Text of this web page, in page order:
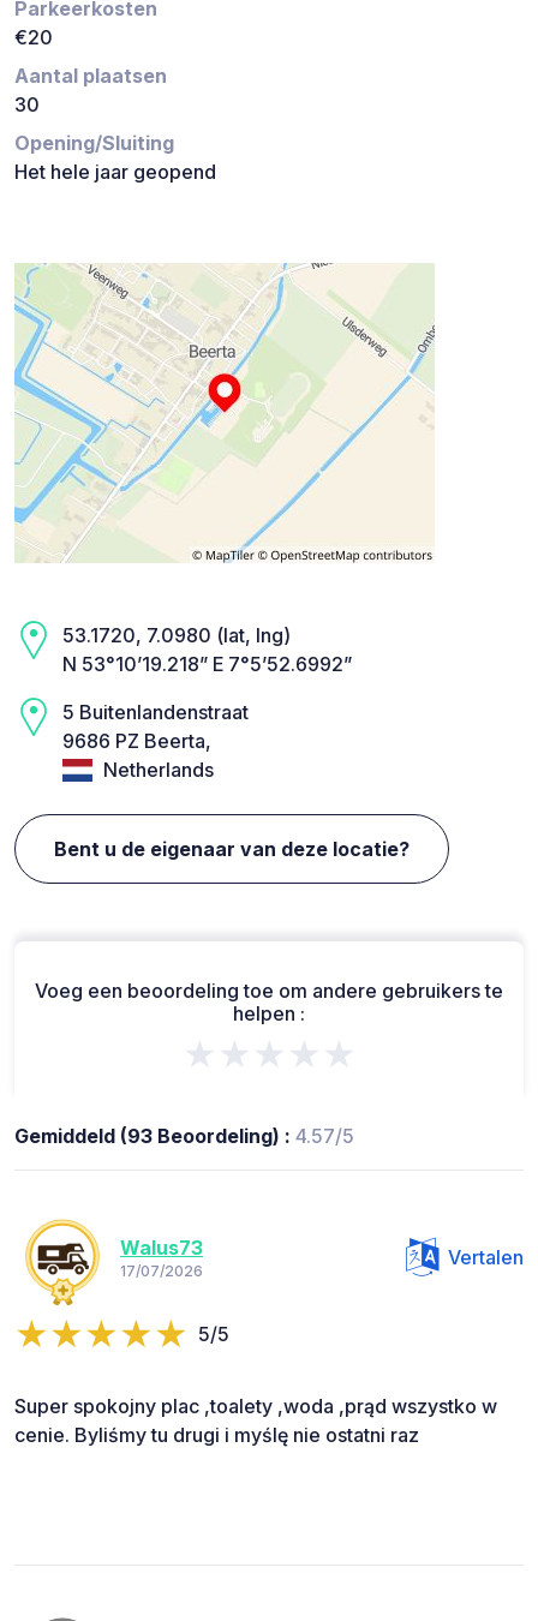
Parkeerkosten
€20
Aantal plaatsen
30
Opening/Sluiting
Het hele jaar geopend
53.1720, 7.0980 (lat, lng)
N 53°10’19.218” E 7°5’52.6992”
5 Buitenlandenstraat
9686 PZ Beerta,
Netherlands
Bent u de eigenaar van deze locatie?
Voeg een beoordeling toe om andere gebruikers te
helpen :
★★★★★
Gemiddeld (93 Beoordeling) : 4.57/5
Walus73
17/07/2026
Vertalen
5/5
Super spokojny plac ,toalety ,woda ,prąd wszystko w
cenie. Byliśmy tu drugi i myślę nie ostatni raz